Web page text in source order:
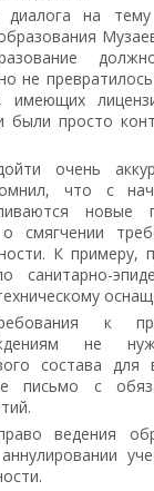
диалога на
не
имеющих
были просто
очень
что с
смягчении
К
санитарно-
к
не
состава
письмо с
ведения